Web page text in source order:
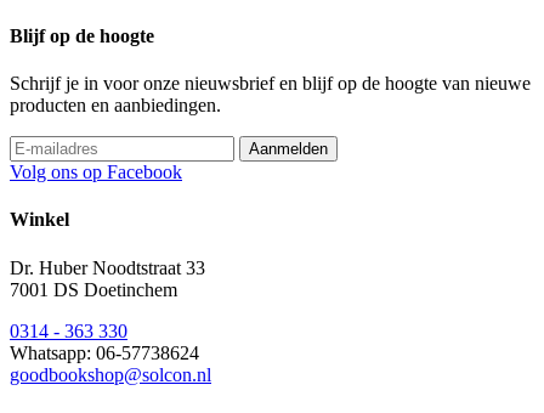
Blijf op de hoogte
Schrijf je in voor onze nieuwsbrief en blijf op de hoogte van nieuwe
producten en aanbiedingen.
Volg ons op Facebook
Winkel
Dr. Huber Noodtstraat 33
7001 DS Doetinchem
0314 - 363 330
Whatsapp: 06-57738624
goodbookshop@solcon.nl